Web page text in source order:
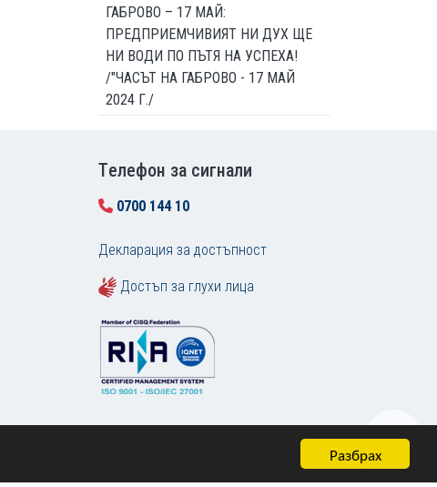
Разбрах
ГАБРОВО – 17 МАЙ:
ПРЕДПРИЕМЧИВИЯТ НИ ДУХ ЩЕ
НИ ВОДИ ПО ПЪТЯ НА УСПЕХА!
/"ЧАСЪТ НА ГАБРОВО - 17 МАЙ
2024 Г./
Tелефон за сигнали
0700 144 10
Декларация за достъпност
Достъп за глухи лица